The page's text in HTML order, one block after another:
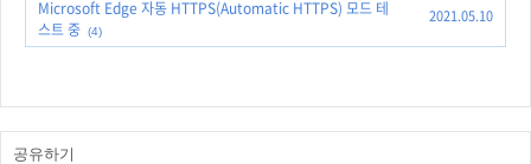
Microsoft Edge 자동 HTTPS(Automatic HTTPS) 모드 테
스트 중 (4)
2021.05.10
공유하기